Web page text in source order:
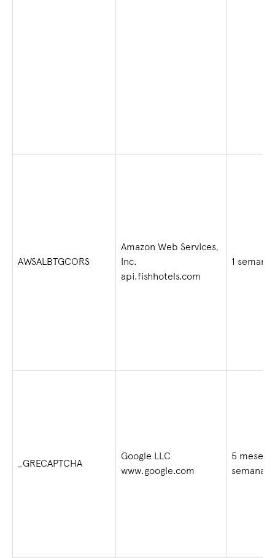
AWSALBTGCORS
Amazon Web Services,
Inc.
api.fishhotels.com
1 semana
_GRECAPTCHA
Google LLC
www.google.com
5 meses 3
semanas